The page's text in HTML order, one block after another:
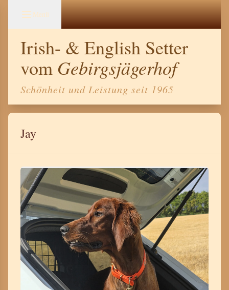
Menü
Irish- & English Setter
vom Gebirgsjägerhof
Schönheit und Leistung seit 1965
Jay